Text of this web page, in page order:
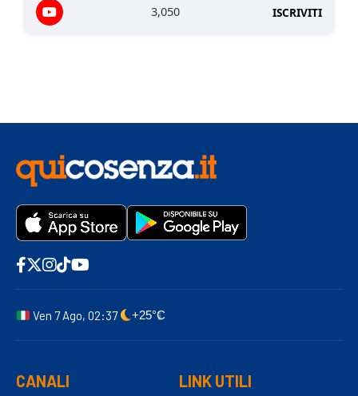
3,050 ISCRIVITI
Ven 7 Ago, 02:37 +25°C
CANALI LINK UTILI